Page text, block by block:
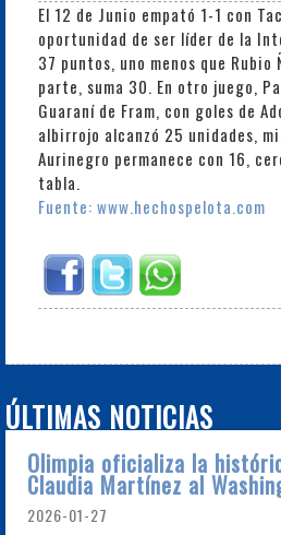
El 12 de Junio empató 1-1 con
oportunidad de ser líder de la
37 puntos, uno menos que Rubio
parte, suma 30. En otro juego,
Guaraní de Fram, con goles de
albirrojo alcanzó 25 unidades,
Aurinegro permanece con 16,
tabla.
Fuente: www.hechospelota.com
ÚLTIMAS NOTICIAS
Olimpia oficializa la
Claudia Martínez al
2026-01-27